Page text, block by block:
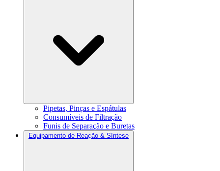
Pipetas, Pinças e Espátulas
Consumíveis de Filtração
Funis de Separação e Buretas
Equipamento de Reação & Síntese